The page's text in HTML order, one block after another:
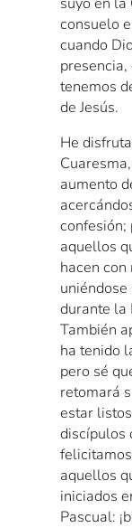
consuelo
cuando
tenemos
de Jesús.
He
aumento
confesión;
aquellos
hacen
durante la
También
ha tenido
pero sé
retomará
estar
discípulos
aquellos
iniciados
Pascual: